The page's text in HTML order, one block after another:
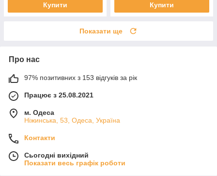
Купити Купити
Показати ще
Про нас
97% позитивних з 153 відгуків за рік
Працює з 25.08.2021
м. Одеса
Ніжинська, 53, Одеса, Україна
Контакти
Сьогодні вихідний
Показати весь графік роботи